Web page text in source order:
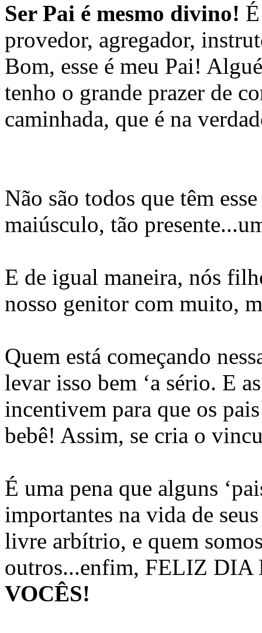
Ser Pai é mesmo divino!
provedor, agregador,
Bom, esse é meu Pai!
tenho o grande prazer de
caminhada, que é na
Não são todos que têm
maiúsculo, tão
E de igual maneira, nós
nosso genitor com muito,
Quem está começando
levar isso bem ‘a sério. E
incentivem para que os
bebê! Assim, se cria o
É uma pena que alguns
importantes na vida de
livre arbítrio, e quem
outros...enfim, FELIZ DIA
VOCÊS!